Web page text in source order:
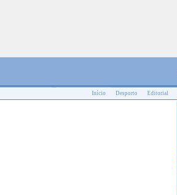
Início Desporto Editorial